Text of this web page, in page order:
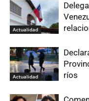
Actualidad
Actualidad
ríos